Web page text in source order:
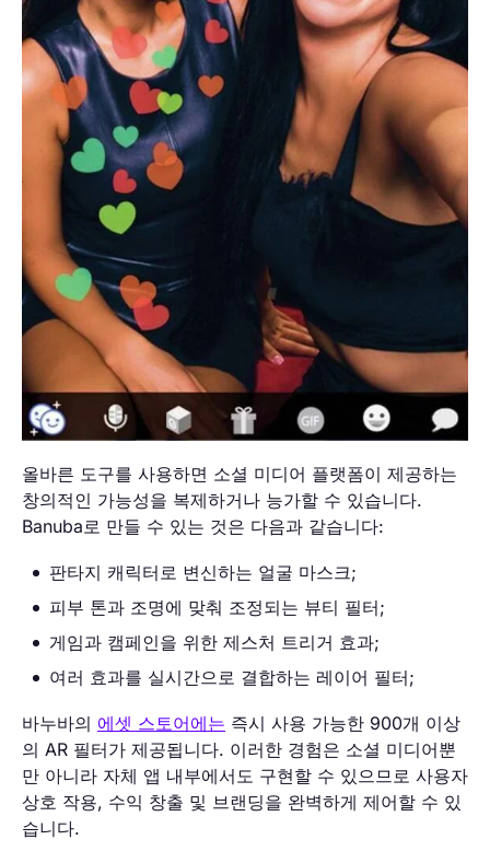
올바른 도구를 사용하면 소셜 미디어 플랫폼이 제공하는
창의적인 가능성을 복제하거나 능가할 수 있습니다.
Banuba로 만들 수 있는 것은 다음과 같습니다:
판타지 캐릭터로 변신하는 얼굴 마스크;
피부 톤과 조명에 맞춰 조정되는 뷰티 필터;
게임과 캠페인을 위한 제스처 트리거 효과;
여러 효과를 실시간으로 결합하는 레이어 필터;
바누바의 에셋 스토어에는 즉시 사용 가능한 900개 이상
의 AR 필터가 제공됩니다. 이러한 경험은 소셜 미디어뿐
만 아니라 자체 앱 내부에서도 구현할 수 있으므로 사용자
상호 작용, 수익 창출 및 브랜딩을 완벽하게 제어할 수 있
습니다.